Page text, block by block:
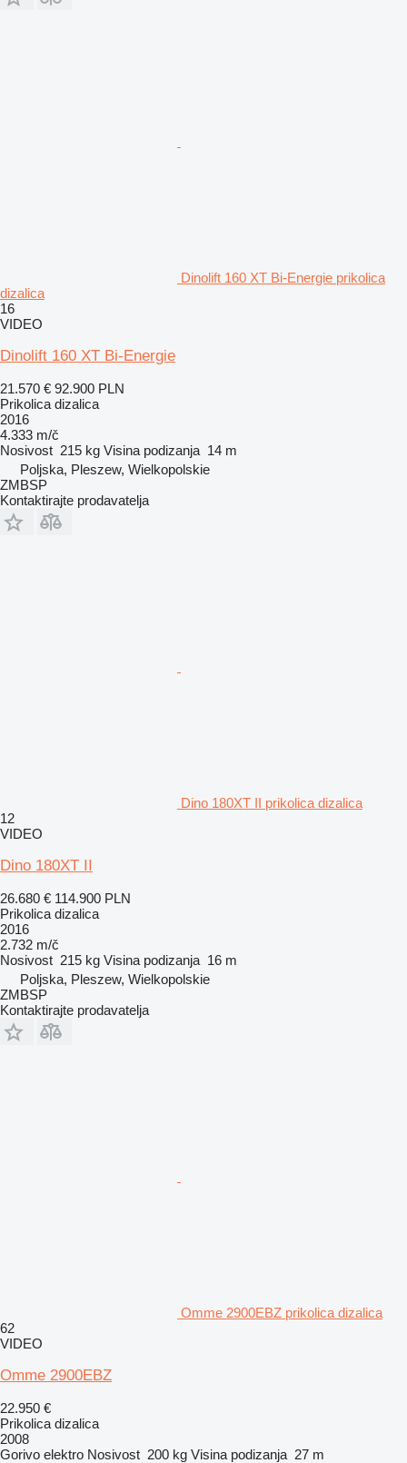
Dinolift 160 XT Bi-Energie prikolica
dizalica
16
VIDEO
Dinolift 160 XT Bi-Energie
21.570 € 92.900 PLN
Prikolica dizalica
2016
4.333 m/č
Nosivost 215 kg Visina podizanja 14 m
Poljska, Pleszew, Wielkopolskie
ZMBSP
Kontaktirajte prodavatelja
Dino 180XT II prikolica dizalica
12
VIDEO
Dino 180XT II
26.680 € 114.900 PLN
Prikolica dizalica
2016
2.732 m/č
Nosivost 215 kg Visina podizanja 16 m
Poljska, Pleszew, Wielkopolskie
ZMBSP
Kontaktirajte prodavatelja
Omme 2900EBZ prikolica dizalica
62
VIDEO
Omme 2900EBZ
22.950 €
Prikolica dizalica
2008
Gorivo elektro Nosivost 200 kg Visina podizanja 27 m